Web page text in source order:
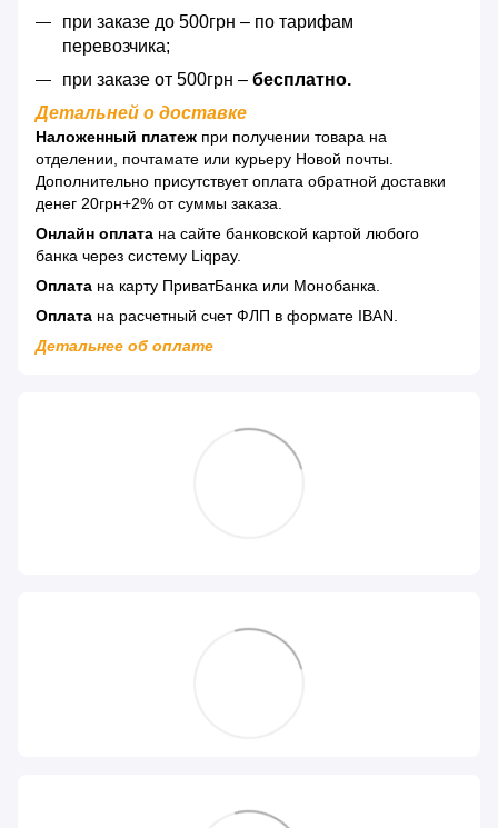
при заказе до 500грн – по тарифам
перевозчика;
при заказе от 500грн – бесплатно.
Детальней о доставке
Наложенный платеж при получении товара на
отделении, почтамате или курьеру Новой почты.
Дополнительно присутствует оплата обратной доставки
денег 20грн+2% от суммы заказа.
Онлайн оплата на сайте банковской картой любого
банка через систему Liqpay.
Оплата на карту ПриватБанка или Монобанка.
Оплата на расчетный счет ФЛП в формате IBAN.
Детальнее об оплате